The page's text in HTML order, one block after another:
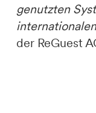
genutzten
der ReGuest